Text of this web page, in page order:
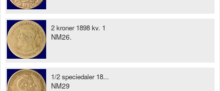
2 kroner 1898 kv. 1
NM26.
1/2 speciedaler 18...
NM29